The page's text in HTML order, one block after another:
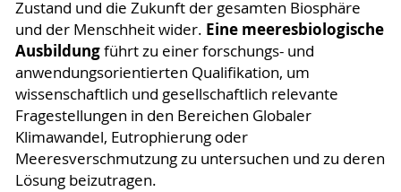
Zustand und die Zukunft der gesamten Biosphäre
und der Menschheit wider. Eine meeresbiologische
Ausbildungführt zu einer forschungs- und
anwendungsorientierten Qualifikation, um
wissenschaftlich und gesellschaftlich relevante
Fragestellungen in den Bereichen Globaler
Klimawandel, Eutrophierung oder
Meeresverschmutzung zu untersuchen und zu deren
Lösung beizutragen.